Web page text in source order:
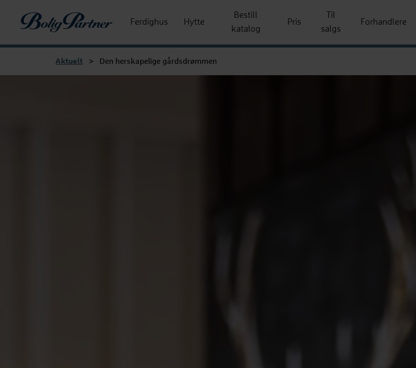
Boligpartner Ferdighus Hytte
Bestill
katalog
Pris
Til
salgs
Forhandlere
Aktuelt > Den herskapelige gårdsdrømmen